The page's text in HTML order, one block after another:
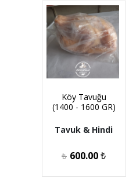
Köy Tavuğu
(1400 - 1600 GR)
Tavuk & Hindi
₺ 600.00₺